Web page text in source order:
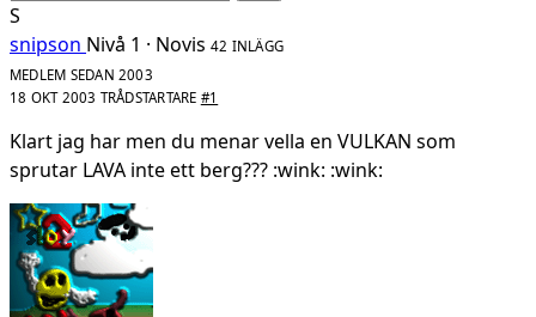
S
snipson Nivå 1 · Novis 42 INLÄGG
MEDLEM SEDAN 2003
18 OKT 2003 TRÅDSTARTARE #1
Klart jag har men du menar vella en VULKAN som
sprutar LAVA inte ett berg??? :wink: :wink: